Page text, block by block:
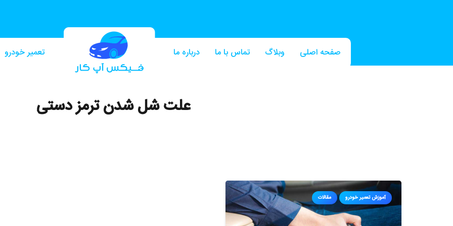
صفحه اصلی وبلاگ تماس با ما درباره ما تعمیر خودرو
علت شل شدن ترمز دستی
آموزش تعمیر خودرو مقالات